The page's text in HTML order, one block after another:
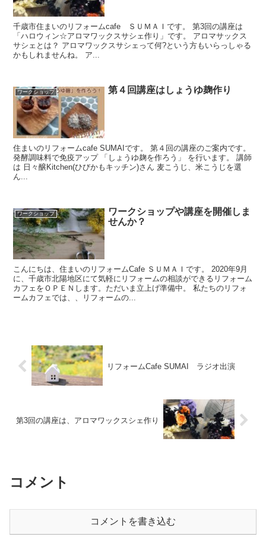
千歳市住まいのリフォームcafe ＳＵＭＡＩです。 第3回の講座は
「ハロウィン☆アロマワックスサシェ作り」です。 アロマサックス
サシェとは？ アロマワックスサシェって何?という方もいらっしゃる
かもしれませんね。 ア...
ワークショップ 第４回講座はしょうゆ麹作り
住まいのリフォームcafe SUMAIです。 第４回の講座のご案内です。
発酵調味料で免疫アップ 「しょうゆ麹を作ろう」 を行います。 講師
は 日々醸Kitchen(ひびかもキッチン)さん 麦こうじ、米こうじを選
ん...
ワークショップ
ワークショップや講座を開催しま
せんか？
こんにちは、住まいのリフォームCafe ＳＵＭＡＩです。 2020年9月
に、千歳市北陽地区にて気軽にリフォームの相談ができるリフォーム
カフェをＯＰＥＮします。ただいま立上げ準備中。 私たちのリフォ
ームカフェでは、、リフォームの...
リフォームCafe SUMAI ラジオ出演
第3回の講座は、アロマワックスシェ作り
コメント
コメントを書き込む